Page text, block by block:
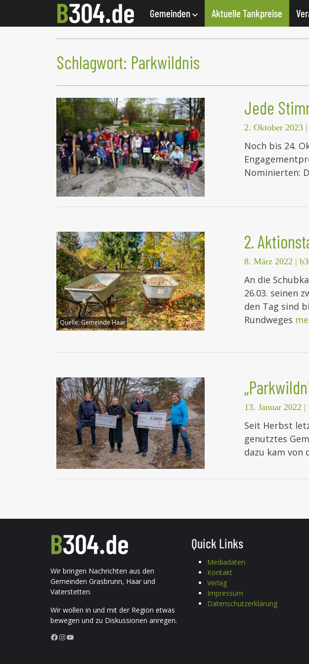
Gemeinden Aktuelle Tankpreise
Schlagwort: Parkwildnis
Jede
2. Oktober 2023 |
Noch bis 24.
Nominierten:
Quelle:Gemeinde Haar
2.
8. März 2022 |
An die
26.03. seinen
den Tag sind
Rundweges
13. Januar 2022 |
Seit Herbst
genutztes
dazu kam von
Wir bringen Nachrichten aus den
Gemeinden Grasbrunn, Haar und
Vaterstetten.
Wir wollen in und mit der Region etwas
bewegen und zu Diskussionen anregen.
Facebook InstagramYouTube
Quick Links
Mediadaten
Kontakt
Verlag
Impressum
Datenschutzerklärung